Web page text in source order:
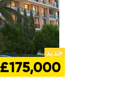
جدید
£175,000